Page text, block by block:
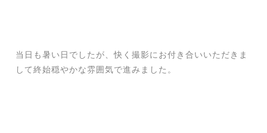
当日も暑い日でしたが、快く撮影にお付き合いいただきま
して終始穏やかな雰囲気で進みました。